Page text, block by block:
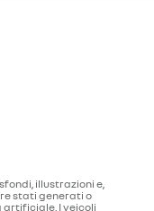
illustrazioni e,
stati generati o
I veicoli